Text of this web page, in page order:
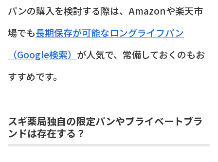
パンの購入を検討する際は、Amazonや楽天市
場でも長期保存が可能なロングライフパン
（Google検索） が人気で、常備しておくのもお
すすめです。
スギ薬局独自の限定パンやプライベートブラ
ンドは存在する？